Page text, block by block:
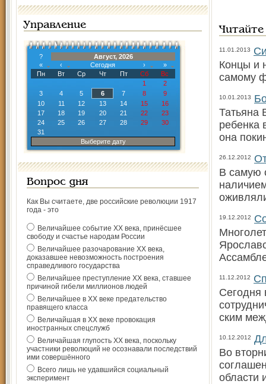
Управление
?
Август, 2026
«
‹ Сегодня ›
»
Пн
Вт Ср Чт Пт Сб
Вс
1
2
3
4 5 6 7 8
9
10
11 12 13 14 15
16
17
18 19 20 21 22
23
24
25 26 27 28 29
30
31
Выберите дату
Вопрос дня
Как Вы считаете, две российские революции 1917
года - это
Величайшее событие ХХ века, принёсшее
свободу и счастье народам России
Величайшее разочарование ХХ века,
доказавшее невозможность построения
справедливого государства
Величайшее преступление ХХ века, ставшее
причиной гибели миллионов людей
Величайшее в ХХ веке предательство
правящего класса
Величайшая в ХХ веке провокация
иностранных спецслужб
Величайшая глупость ХХ века, поскольку
участники революций не осознавали последствий
ими совершённого
Всего лишь не удавшийся социальный
эксперимент
11.01.2013
Концы и
самому
10.01.2013
Татьяна
ребенка
она
26.12.2012
В самую
19.12.2012
11.12.2012
Сегодня
ским
10.12.2012
Во
области